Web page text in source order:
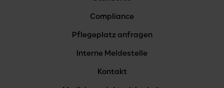
Compliance
Pflegeplatz anfragen
Interne Meldestelle
Kontakt